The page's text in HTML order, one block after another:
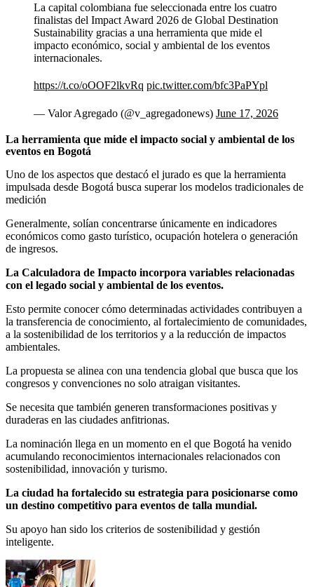
La capital colombiana fue seleccionada entre los cuatro
finalistas del Impact Award 2026 de Global Destination
Sustainability gracias a una herramienta que mide el
impacto económico, social y ambiental de los eventos
internacionales.
https://t.co/oOOF2lkvRq pic.twitter.com/bfc3PaPYpl
— Valor Agregado (@v_agregadonews) June 17, 2026
La herramienta que mide el impacto social y ambiental de los
eventos en Bogotá
Uno de los aspectos que destacó el jurado es que la herramienta
impulsada desde Bogotá busca superar los modelos tradicionales de
medición
Generalmente, solían concentrarse únicamente en indicadores
económicos como gasto turístico, ocupación hotelera o generación
de ingresos.
La Calculadora de Impacto incorpora variables relacionadas
con el legado social y ambiental de los eventos.
Esto permite conocer cómo determinadas actividades contribuyen a
la transferencia de conocimiento, al fortalecimiento de comunidades,
a la sostenibilidad de los territorios y a la reducción de impactos
ambientales.
La propuesta se alinea con una tendencia global que busca que los
congresos y convenciones no solo atraigan visitantes.
Se necesita que también generen transformaciones positivas y
duraderas en las ciudades anfitrionas.
La nominación llega en un momento en el que Bogotá ha venido
acumulando reconocimientos internacionales relacionados con
sostenibilidad, innovación y turismo.
La ciudad ha fortalecido su estrategia para posicionarse como
un destino competitivo para eventos de talla mundial.
Su apoyo han sido los criterios de sostenibilidad y gestión
inteligente.